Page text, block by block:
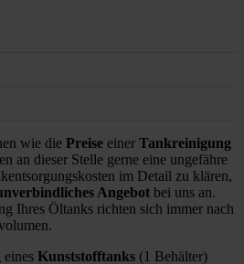
wie die Preise einer Tankreinigung
an dieser Stelle gerne eine ungefähre
im Detail zu klären,
Angebot bei uns an.
Ihres Öltanks richten sich immer nach
Kunststofftanks (1 Behälter)